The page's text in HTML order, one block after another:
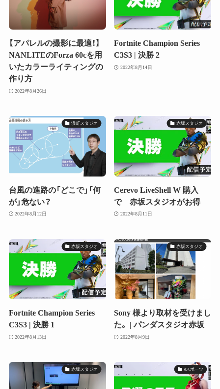
【アパレルの撮影に最適！】
NANLITEのForza 60cを用
いたカラーライティングの
作り方
2022年8月26日
Fortnite Champion Series
C3S3 | 決勝 2
2022年8月14日
浜町スタジオ
台風の進路の「どこで」「何
が」危ない？
2022年8月12日
赤坂スタジオ
Cerevo LiveShell W 購入
で 赤坂スタジオがお得
2022年8月11日
赤坂スタジオ
Fortnite Champion Series
C3S3 | 決勝 1
2022年8月13日
赤坂スタジオ
Sony 様より取材を受けまし
た。 | パンダスタジオ赤坂
2022年8月9日
赤坂スタジオ eスポーツ